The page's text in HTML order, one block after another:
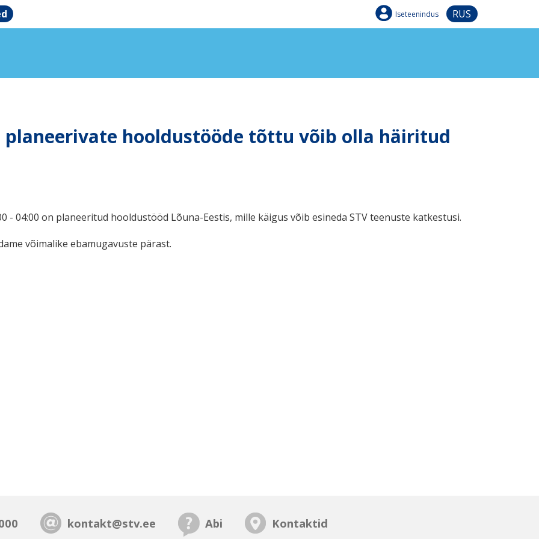
Iseteenindus RUS
planeerivate hooldustööde tõttu võib olla häiritud
- 04:00 on planeeritud hooldustööd Lõuna-Eestis, mille käigus võib esineda STV teenuste katkestusi.
võimalike ebamugavuste pärast.
kontakt@stv.ee Abi Kontaktid